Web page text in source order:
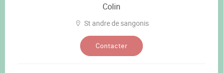
Colin
St andre de sangonis
Contacter